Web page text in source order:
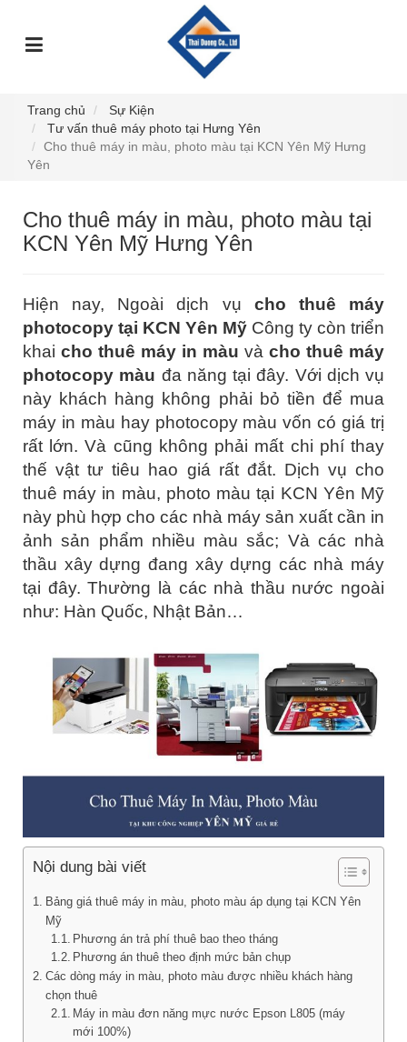
CHỦ
THIỆU
VỤ
KIỆN
TƯ
PHẨM
Trang chủ
Sự Kiện
Tư vấn thuê máy photo tại Hưng Yên
Cho thuê máy in màu, photo màu tại KCN Yên Mỹ Hưng
Yên
Cho thuê máy in màu, photo màu tại
KCN Yên Mỹ Hưng Yên
Hiện nay, Ngoài dịch vụ cho thuê máy
photocopy tại KCN Yên Mỹ Công ty còn triển
khai cho thuê máy in màu và cho thuê máy
photocopy màu đa năng tại đây. Với dịch vụ
này khách hàng không phải bỏ tiền để mua
máy in màu hay photocopy màu vốn có giá trị
rất lớn. Và cũng không phải mất chi phí thay
thế vật tư tiêu hao giá rất đắt. Dịch vụ cho
thuê máy in màu, photo màu tại KCN Yên Mỹ
này phù hợp cho các nhà máy sản xuất cần in
ảnh sản phẩm nhiều màu sắc; Và các nhà
thầu xây dựng đang xây dựng các nhà máy
tại đây. Thường là các nhà thầu nước ngoài
như: Hàn Quốc, Nhật Bản…
Nội dung bài viết
Bảng giá thuê máy in màu, photo màu áp dụng tại KCN Yên
Mỹ
Phương án trả phí thuê bao theo tháng
Phương án thuê theo định mức bản chụp
Các dòng máy in màu, photo màu được nhiều khách hàng
chọn thuê
Máy in màu đơn năng mực nước Epson L805 (máy
mới 100%)